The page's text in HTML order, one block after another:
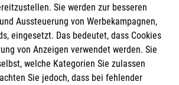
Sie werden zur besseren
Aussteuerung von Werbekampagnen,
eingesetzt. Das bedeutet, dass Cookies
von Anzeigen verwendet werden. Sie
welche Kategorien Sie zulassen
Sie jedoch, dass bei fehlender